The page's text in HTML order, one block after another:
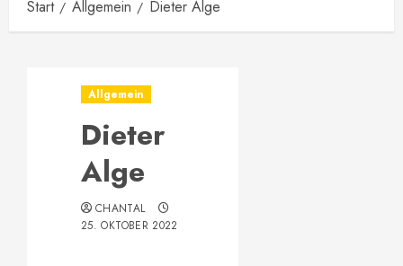
Start Allgemein Dieter Alge
Allgemein
Dieter
Alge
CHANTAL
25. OKTOBER 2022